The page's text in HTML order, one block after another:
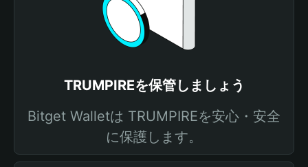
TRUMPIREを保管しましょう
Bitget Walletは TRUMPIREを安心・安全
に保護します。